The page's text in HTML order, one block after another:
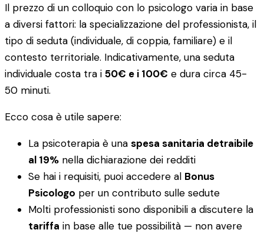
Il prezzo di un colloquio con lo psicologo varia in base
a diversi fattori: la specializzazione del professionista, il
tipo di seduta (individuale, di coppia, familiare) e il
contesto territoriale. Indicativamente, una seduta
individuale costa tra i 50€ e i 100€ e dura circa 45-
50 minuti.
Ecco cosa è utile sapere:
La psicoterapia è una spesa sanitaria detraibile
al 19% nella dichiarazione dei redditi
Se hai i requisiti, puoi accedere al Bonus
Psicologo per un contributo sulle sedute
Molti professionisti sono disponibili a discutere la
tariffa in base alle tue possibilità — non avere